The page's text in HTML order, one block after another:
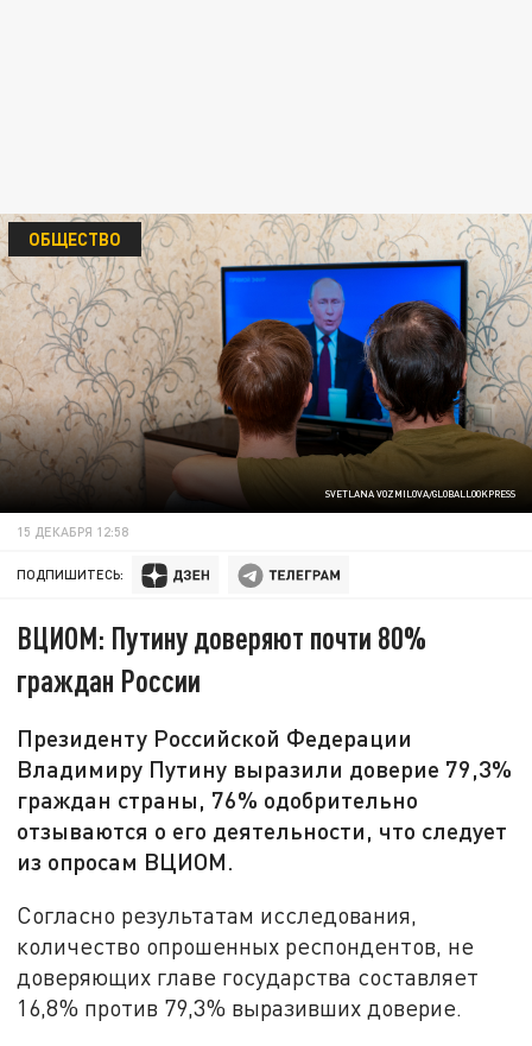
SVETLANA VOZMILOVA/GLOBALLOOKPRESS
ОБЩЕСТВО
15 ДЕКАБРЯ 12:58
ПОДПИШИТЕСЬ:
ВЦИОМ: Путину доверяют почти 80%
граждан России
Президенту Российской Федерации
Владимиру Путину выразили доверие 79,3%
граждан страны, 76% одобрительно
отзываются о его деятельности, что следует
из опросам ВЦИОМ.
Согласно результатам исследования,
количество опрошенных респондентов, не
доверяющих главе государства составляет
16,8% против 79,3% выразивших доверие.